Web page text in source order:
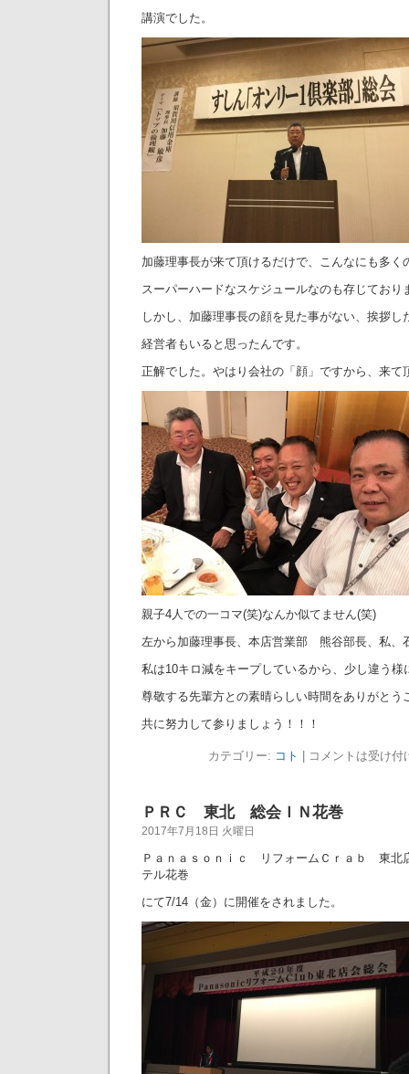
講演でした。
加藤理事長が来て頂けるだけで、こんなにも多く
スーパーハードなスケジュールなのも存じており
しかし、加藤理事長の顔を見た事がない、挨拶し
経営者もいると思ったんです。
正解でした。やはり会社の「顔」ですから、来て
親子4人での一コマ(笑)なんか似てません(笑)
左から加藤理事長、本店営業部 熊谷部長、私
私は10キロ減をキープしているから、少し違う様
尊敬する先輩方との素晴らしい時間をありがとう
共に努力して参りましょう！！！
カテゴリー: コト コメントは受け付
ＰＲＣ 東北 総会ＩＮ花巻
2017年7月18日 火曜日
Ｐａｎａｓｏｎｉｃ リフォームＣｒａｂ 東北
テル花巻
にて7/14（金）に開催をされました。